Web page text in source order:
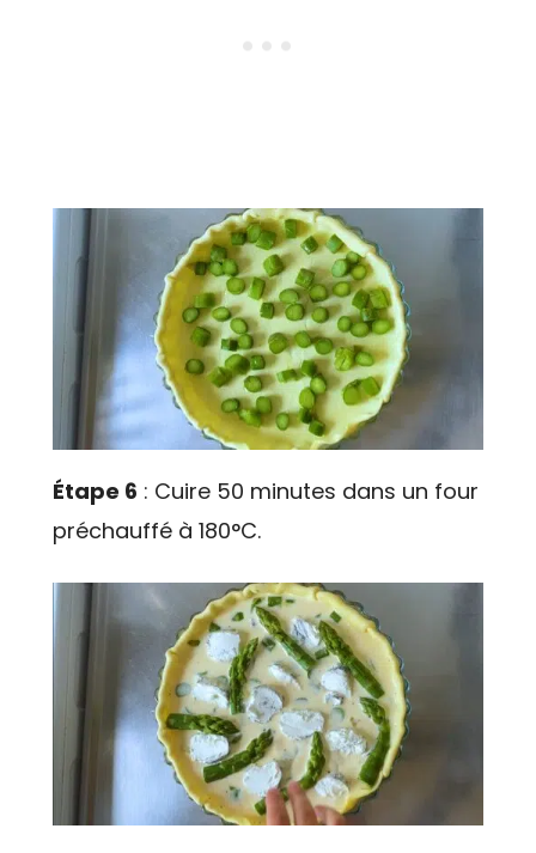
Étape 6 : Cuire 50 minutes dans un four
préchauffé à 180°C.